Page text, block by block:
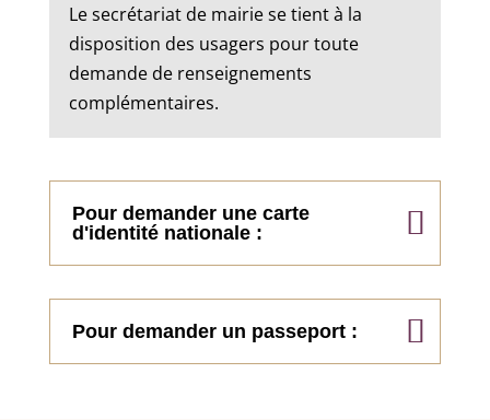
Le secrétariat de mairie se tient à la
disposition des usagers pour toute
demande de renseignements
complémentaires.
Pour demander une carte
d'identité nationale :
Pour demander un passeport :